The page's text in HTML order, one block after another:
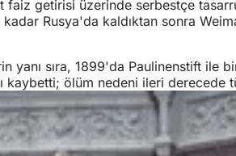
getirisi üzerinde serbestçe
Rusya'da kaldıktan sonra
yanı sıra, 1899'da Paulinenstift
kaybetti; ölüm nedeni ileri derecede